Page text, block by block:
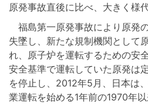
原発事故直後に比べ、大きく様
福島第一原発事故により原発
失墜し、新たな規制機関として
れ、原子炉を運転するための安
安全基準で運転していた原発は
を停止し、2012年5月、日本は
業運転を始める1年前の1970年